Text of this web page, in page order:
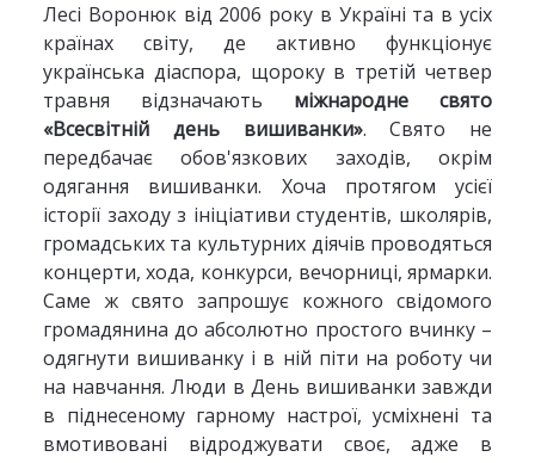
Лесі Воронюк від 2006 року в Україні та в усіх
країнах світу, де активно функціонує
українська діаспора, щороку в третій четвер
травня відзначають міжнародне свято
«Всесвітній день вишиванки». Свято не
передбачає обов'язкових заходів, окрім
одягання вишиванки. Хоча протягом усієї
історії заходу з ініціативи студентів, школярів,
громадських та культурних діячів проводяться
концерти, хода, конкурси, вечорниці, ярмарки.
Саме ж свято запрошує кожного свідомого
громадянина до абсолютно простого вчинку –
одягнути вишиванку і в ній піти на роботу чи
на навчання. Люди в День вишиванки завжди
в піднесеному гарному настрої, усміхнені та
вмотивовані відроджувати своє, адже в